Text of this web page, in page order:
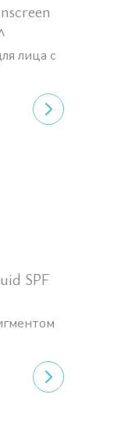
лица с
SPF